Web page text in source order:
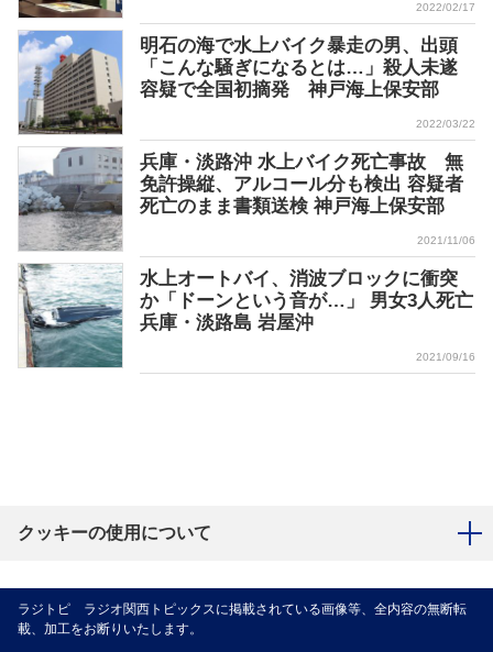
2022/02/17
明石の海で水上バイク暴走の男、出頭
「こんな騒ぎになるとは…」殺人未遂
容疑で全国初摘発 神戸海上保安部
2022/03/22
兵庫・淡路沖 水上バイク死亡事故 無
免許操縦、アルコール分も検出 容疑者
死亡のまま書類送検 神戸海上保安部
2021/11/06
水上オートバイ、消波ブロックに衝突
か「ドーンという音が…」 男女3人死亡
兵庫・淡路島 岩屋沖
2021/09/16
クッキーの使用について
ラジトピ ラジオ関西トピックスに掲載されている画像等、全内容の無断転
載、加工をお断りいたします。